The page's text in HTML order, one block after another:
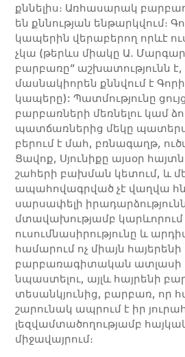
քննելիս։ Առհասարակ
են քննության ենթարկվում։
կապերին վերաբերող որևէ
չկա (թերևս միակը Ա․
բարբառը” աշխատությունն
մասնակիորեն քննվում է
կապերը): Պատմությունը
բարբառների մեռնելու կամ
պատճառներից մեկը
բերում է մահ, բռնագաղթ,
Ցավոք, Սյունիքը այսօր
շահերի բախման կետում, և
ապահովագրված չէ վաղվա
սարսափելի
մտավախությամբ կարևորում
ուսումնասիրությունը և
համարում ոչ միայն հայերենի
բարբառագիտական ատլասի
նպաստելու, այլև հայրենի
տեսանկյունից, բարբառ, որ
շարունակ ապրում է իր
լեզվամտածողությամբ
միջավայրում։